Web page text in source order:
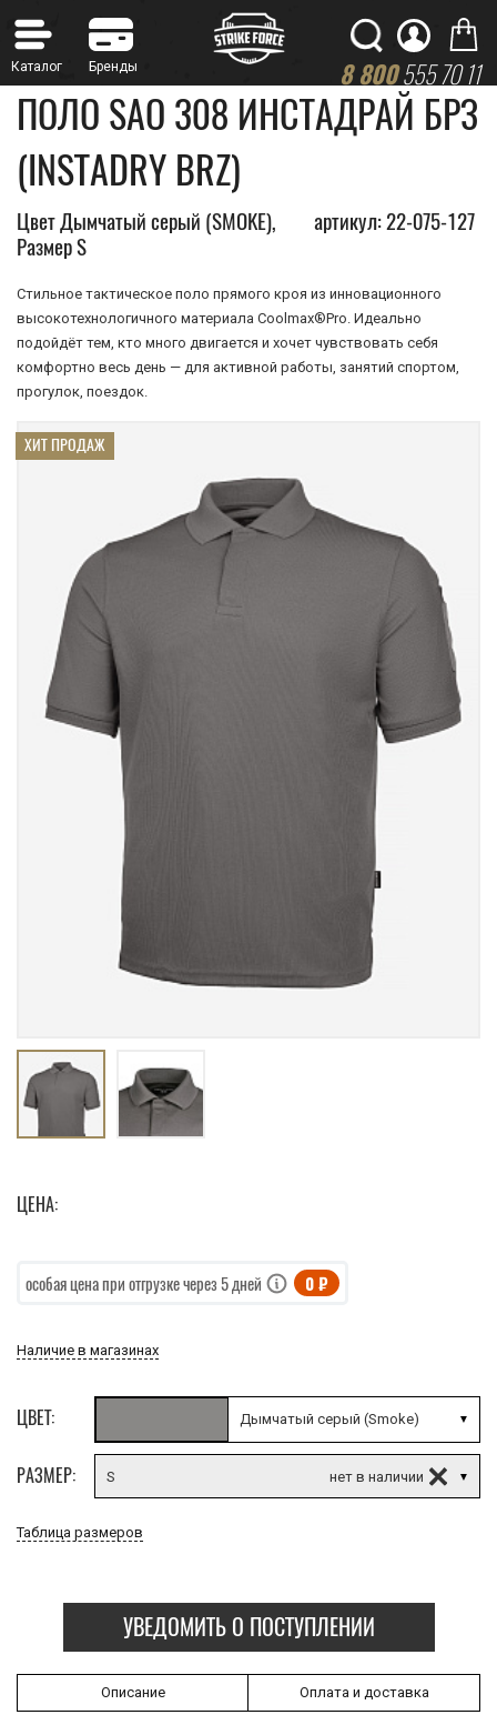
8 800555 70 11
ХИТ ПРОДАЖ
ПОЛО SAO 308 ИНСТАДРАЙ БРЗ
(INSTADRY BRZ)
Цвет Дымчатый серый (SMOKE),
Размер S
артикул: 22-075-127
Стильное тактическое поло прямого кроя из инновационного
высокотехнологичного материала Coolmax®Pro. Идеально
подойдёт тем, кто много двигается и хочет чувствовать себя
комфортно весь день — для активной работы, занятий спортом,
прогулок, поездок.
ЦЕНА:
особая цена при отгрузке через 5 дней 0 ₽
Наличие в магазинах
ЦВЕТ: Дымчатый серый (Smoke)
РАЗМЕР: S
Таблица размеров
УВЕДОМИТЬ О ПОСТУПЛЕНИИ
Описание Оплата и доставка